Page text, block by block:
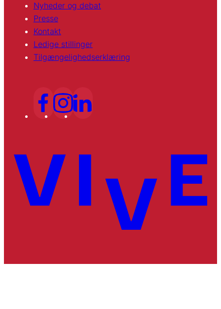
Nyheder og debat
Presse
Kontakt
Ledige stillinger
Tilgængelighedserklæring